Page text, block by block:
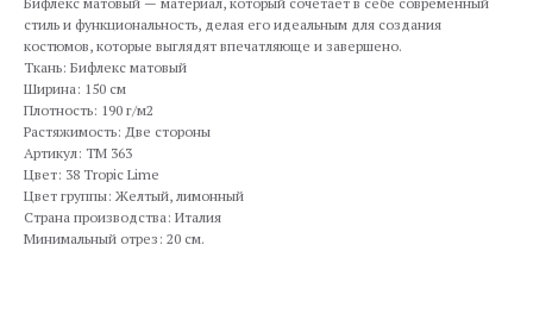
стиль и функциональность, делая его идеальным для создания
костюмов, которые выглядят впечатляюще и завершено.
Ткань: Бифлекс матовый
Ширина: 150 см
Плотность: 190 г/м2
Растяжимость: Две стороны
Артикул: TM 363
Цвет: 38 Tropic Lime
Цвет группы: Желтый, лимонный
Страна производства: Италия
Минимальный отрез: 20 см.